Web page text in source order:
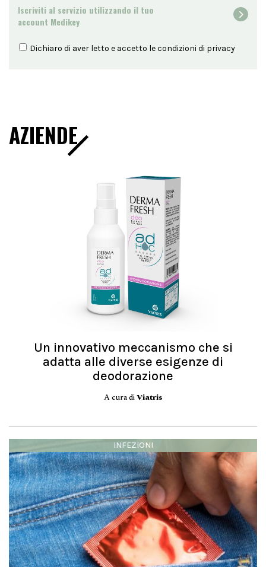
Iscriviti al servizio utilizzando il tuo
account Medikey
Dichiaro di aver letto e accetto le condizioni di privacy
AZIENDE
Un innovativo meccanismo che si
adatta alle diverse esigenze di
deodorazione
A cura diViatris
INFEZIONI